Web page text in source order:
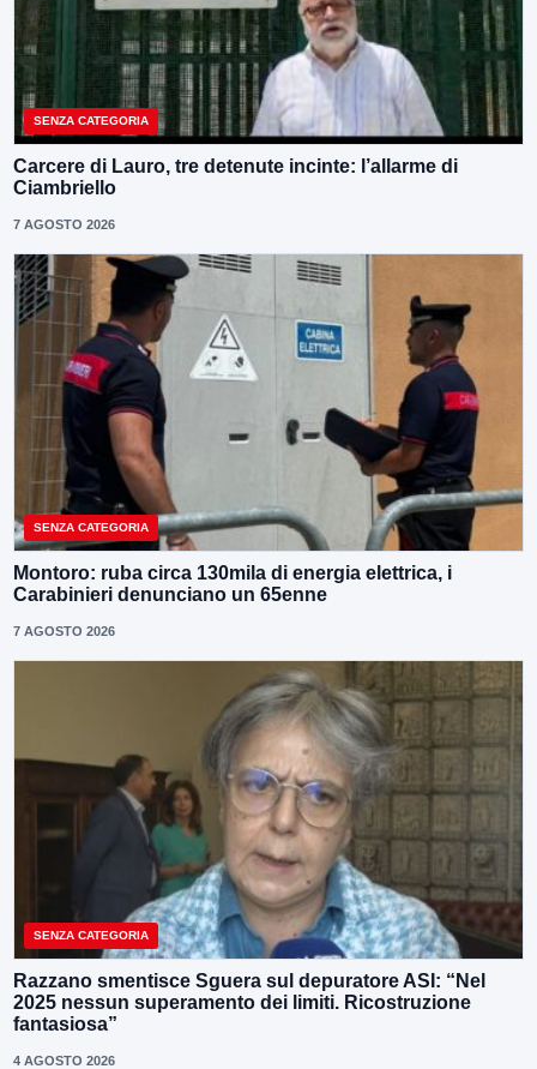
SENZA CATEGORIA
Carcere di Lauro, tre detenute incinte: l’allarme di
Ciambriello
7 AGOSTO 2026
SENZA CATEGORIA
Montoro: ruba circa 130mila di energia elettrica, i
Carabinieri denunciano un 65enne
7 AGOSTO 2026
SENZA CATEGORIA
Razzano smentisce Sguera sul depuratore ASI: “Nel
2025 nessun superamento dei limiti. Ricostruzione
fantasiosa”
4 AGOSTO 2026